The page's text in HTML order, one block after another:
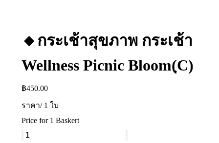
🔸กระเช้าสุขภาพ กระเช้า
Wellness Picnic Bloom(ฺC)
฿450.00
ราคา/ 1 ใบ
Price for 1 Baskert
จำนวน